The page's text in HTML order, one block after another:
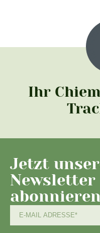
Ihr
Jetzt
Newsletter
abonnieren